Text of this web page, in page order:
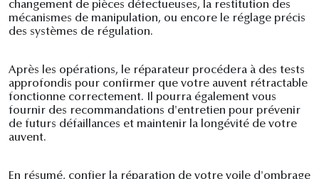
changement de pièces défectueuses, la restitution des
mécanismes de manipulation, ou encore le réglage précis
des systèmes de régulation.
Après les opérations, le réparateur procédera à des tests
approfondis pour confirmer que votre auvent rétractable
fonctionne correctement. Il pourra également vous
fournir des recommandations d'entretien pour prévenir
de futurs défaillances et maintenir la longévité de votre
auvent.
En résumé, confier la réparation de votre voile d'ombrage